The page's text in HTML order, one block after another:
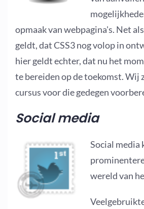
opmaak van webpagina's. Net
geldt, dat CSS3 nog volop in
hier geldt echter, dat nu het
te bereiden op de toekomst. Wij
cursus voor die gedegen
Social media
Social media
wereld van